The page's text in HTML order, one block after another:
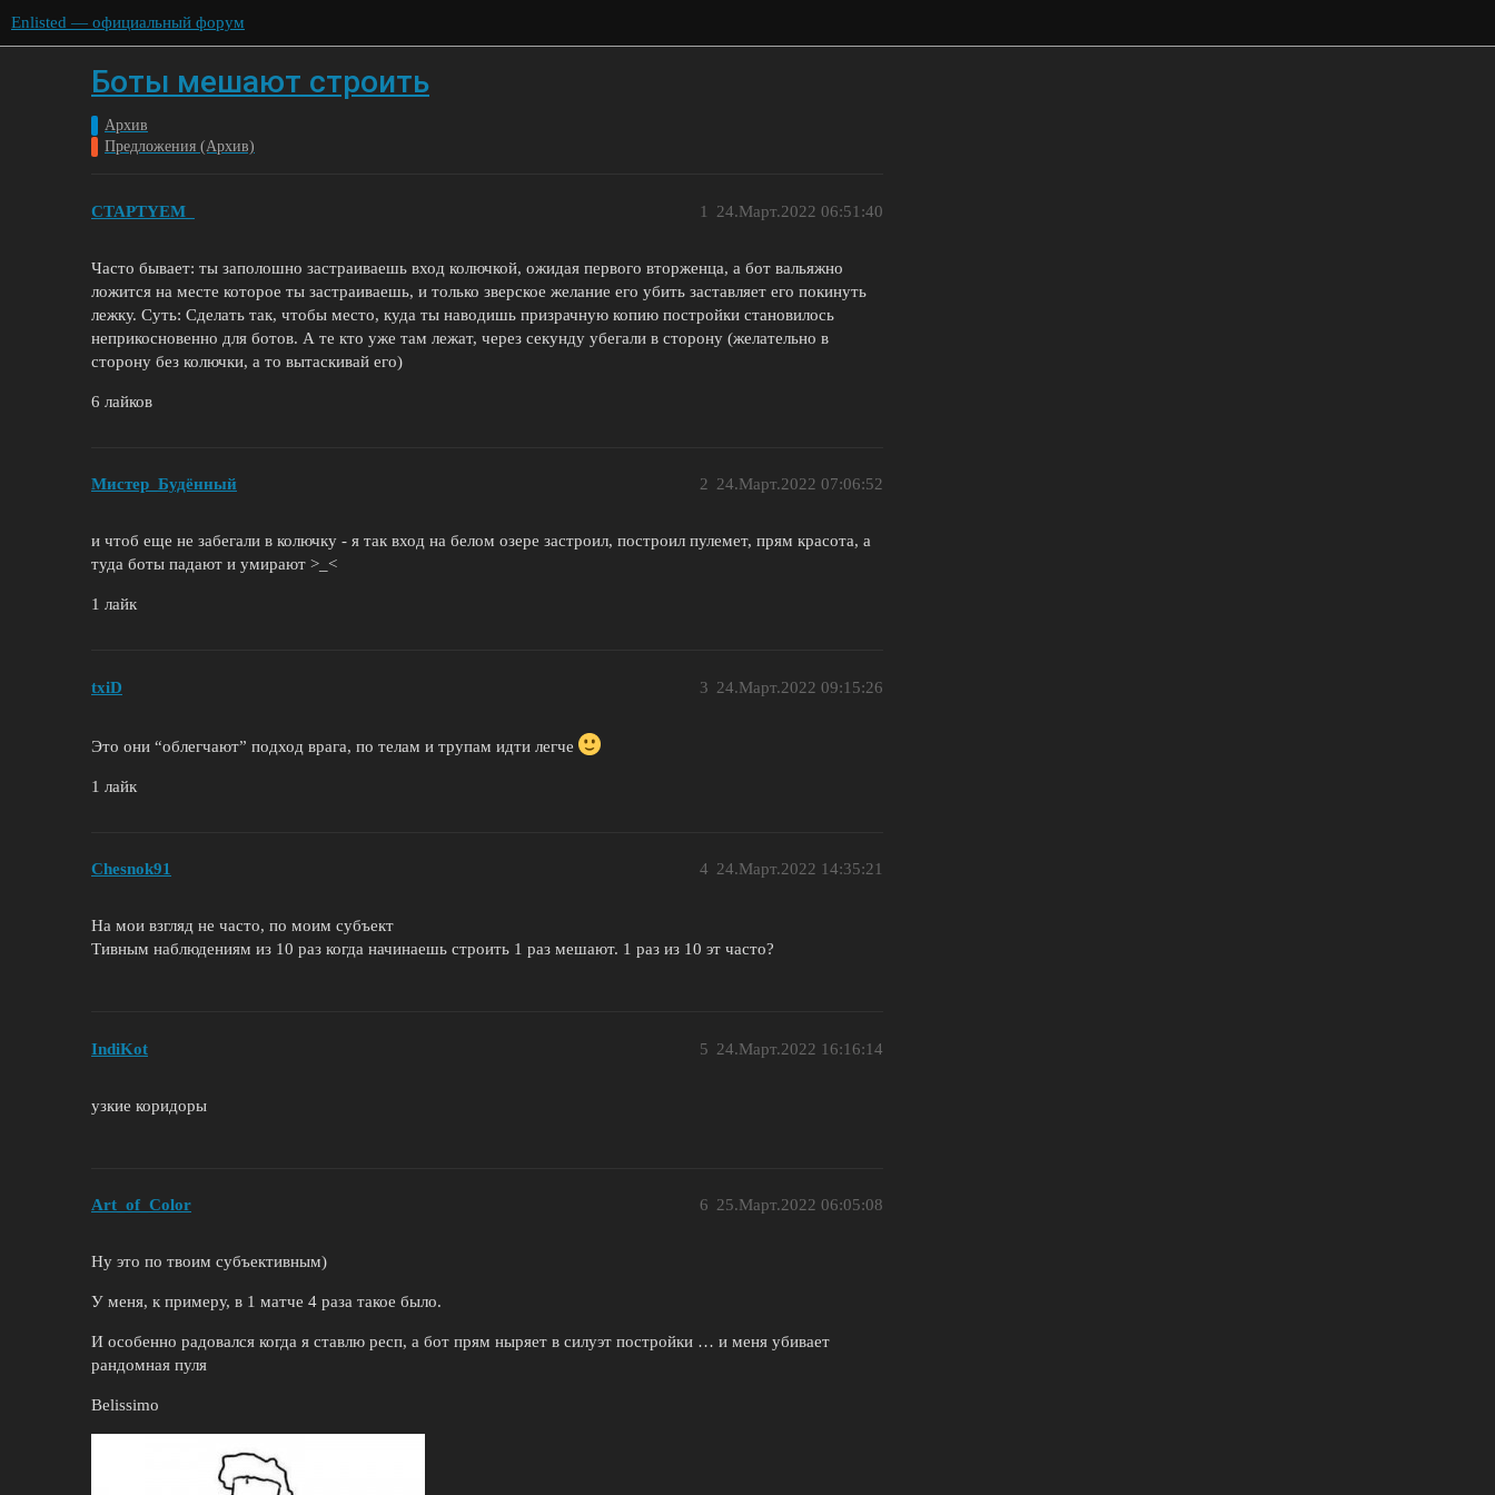
Enlisted — официальный форум
Боты мешают строить
Архив
Предложения (Архив)
CTAPTYEM_ 24.Март.2022 06:51:40
1
Часто бывает: ты заполошно застраиваешь вход колючкой, ожидая первого вторженца, а бот вальяжно
ложится на месте которое ты застраиваешь, и только зверское желание его убить заставляет его покинуть
лежку. Суть: Сделать так, чтобы место, куда ты наводишь призрачную копию постройки становилось
неприкосновенно для ботов. А те кто уже там лежат, через секунду убегали в сторону (желательно в
сторону без колючки, а то вытаскивай его)
6 лайков
Мистер_Будённый 24.Март.2022 07:06:52
2
и чтоб еще не забегали в колючку - я так вход на белом озере застроил, построил пулемет, прям красота, а
туда боты падают и умирают >_<
1 лайк
txiD 24.Март.2022 09:15:26
3
Это они “облегчают” подход врага, по телам и трупам идти легче
1 лайк
Chesnok91 24.Март.2022 14:35:21
4
На мои взгляд не часто, по моим субъект
Тивным наблюдениям из 10 раз когда начинаешь строить 1 раз мешают. 1 раз из 10 эт часто?
IndiKot 24.Март.2022 16:16:14
5
узкие коридоры
Art_of_Color 25.Март.2022 06:05:08
6
Ну это по твоим субъективным)
У меня, к примеру, в 1 матче 4 раза такое было.
И особенно радовался когда я ставлю респ, а бот прям ныряет в силуэт постройки … и меня убивает
рандомная пуля
Belissimo